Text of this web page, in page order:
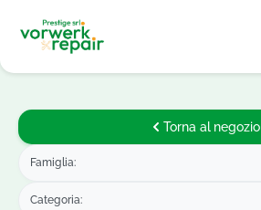
Torna al negozio
Famiglia:
Categoria: